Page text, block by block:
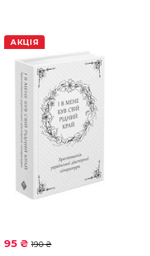
АКЦІЯ
95 ₴ 190 ₴